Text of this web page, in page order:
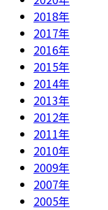
2018年
2017年
2016年
2015年
2014年
2013年
2012年
2011年
2010年
2009年
2007年
2005年